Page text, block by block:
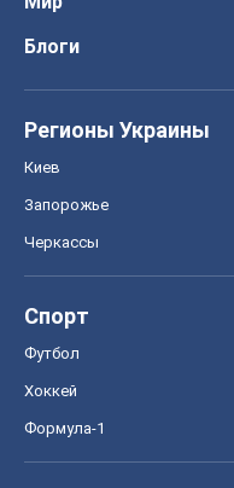
Блоги
Регионы Украины
Киев
Запорожье
Черкассы
Спорт
Футбол
Хоккей
Формула-1